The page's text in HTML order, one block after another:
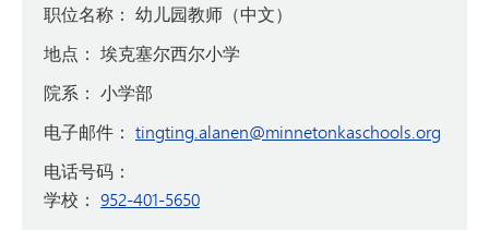
职位名称： 幼儿园教师（中文）
地点： 埃克塞尔西尔小学
院系： 小学部
电子邮件： tingting.alanen@minnetonkaschools.org
电话号码：
学校： 952-401-5650